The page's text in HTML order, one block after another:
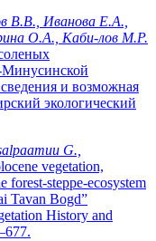
В.В., Иванова Е.А.,
О.А., Каби-лов М.Р.
Минусинской
и возможная
экологический
G.,
vegetation,
forest-steppe-ecosystem
Tavan Bogd”
History and